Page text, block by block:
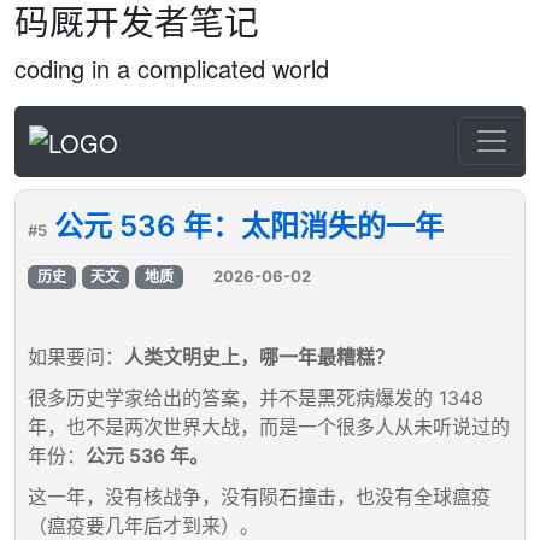
码厩开发者笔记
coding in a complicated world
#5 公元 536 年：太阳消失的一年
历史 天文 地质 2026-06-02
如果要问： 人类文明史上，哪一年最糟糕？
很多历史学家给出的答案，并不是黑死病爆发的 1348
年，也不是两次世界大战，而是一个很多人从未听说过的
年份： 公元 536 年。
这一年，没有核战争，没有陨石撞击，也没有全球瘟疫
（瘟疫要几年后才到来）。